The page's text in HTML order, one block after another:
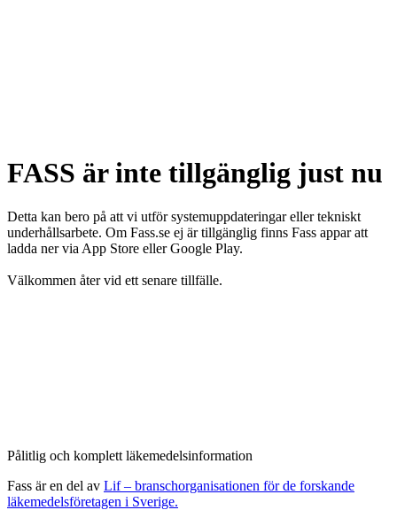
FASS är inte tillgänglig just nu
Detta kan bero på att vi utför systemuppdateringar eller tekniskt
underhållsarbete. Om Fass.se ej är tillgänglig finns Fass appar att
ladda ner via App Store eller Google Play.
Välkommen åter vid ett senare tillfälle.
Pålitlig och komplett läkemedelsinformation
Fass är en del av Lif – branschorganisationen för de forskande
läkemedelsföretagen i Sverige.